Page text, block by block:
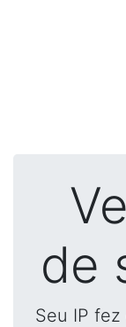
de
Seu IP